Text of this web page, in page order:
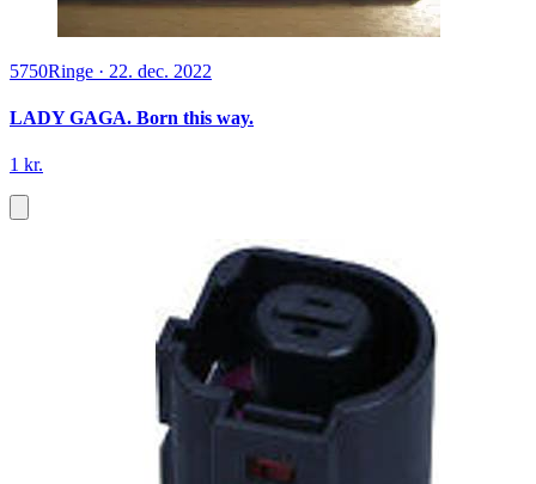
5750Ringe · 22. dec. 2022
LADY GAGA. Born this way.
1 kr.